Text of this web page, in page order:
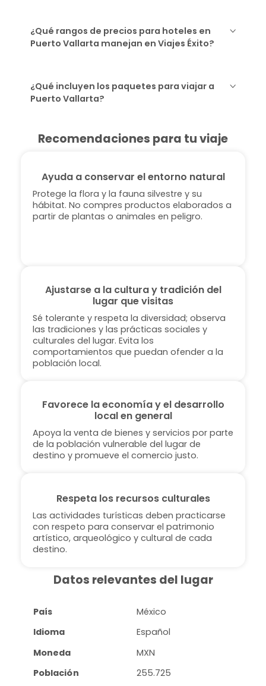
¿Qué rangos de precios para hoteles en
Puerto Vallarta manejan en Viajes Éxito?
¿Qué incluyen los paquetes para viajar a
Puerto Vallarta?
Recomendaciones para tu viaje
Ayuda a conservar el entorno natural
Protege la flora y la fauna silvestre y su
hábitat. No compres productos elaborados a
partir de plantas o animales en peligro.
Ajustarse a la cultura y tradición del
lugar que visitas
Sé tolerante y respeta la diversidad; observa
las tradiciones y las prácticas sociales y
culturales del lugar. Evita los
comportamientos que puedan ofender a la
población local.
Favorece la economía y el desarrollo
local en general
Apoya la venta de bienes y servicios por parte
de la población vulnerable del lugar de
destino y promueve el comercio justo.
Respeta los recursos culturales
Las actividades turísticas deben practicarse
con respeto para conservar el patrimonio
artístico, arqueológico y cultural de cada
destino.
Datos relevantes del lugar
País
México
Idioma
Español
Moneda
MXN
Población
255.725